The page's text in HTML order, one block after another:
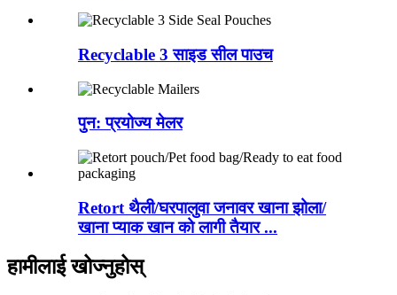
Recyclable 3 साइड सील पाउच
पुन: प्रयोज्य मेलर
Retort थैली/घरपालुवा जनावर खाना झोला/
खाना प्याक खान को लागी तैयार ...
हामीलाई खोज्नुहोस्